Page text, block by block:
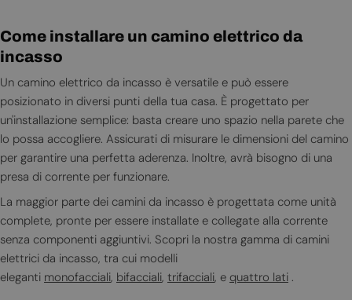
Come installare un camino elettrico da
incasso
Un camino elettrico da incasso è versatile e può essere
posizionato in diversi punti della tua casa. È progettato per
un'installazione semplice: basta creare uno spazio nella parete che
lo possa accogliere. Assicurati di misurare le dimensioni del camino
per garantire una perfetta aderenza. Inoltre, avrà bisogno di una
presa di corrente per funzionare.
La maggior parte dei camini da incasso è progettata come unità
complete, pronte per essere installate e collegate alla corrente
senza componenti aggiuntivi. Scopri la nostra gamma di camini
elettrici da incasso, tra cui modelli
eleganti monofacciali, bifacciali, trifacciali, e quattro lati .